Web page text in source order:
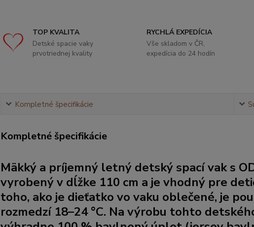
TOP KVALITA
Detské spacie vaky
prvotriednej kvality
RYCHLÁ EXPEDÍCIA
Vše skladom v ČR,
expedícia do 24 hodín
Kompletné špecifikácie
Kompletné špecifikácie
Mäkký a príjemný letný detský spací vak s
vyrobený v dĺžke 110 cm a je vhodný pre
toho, ako je dieťatko vo vaku oblečené, je
rozmedzí 18–24 °C. Na výrobu tohto